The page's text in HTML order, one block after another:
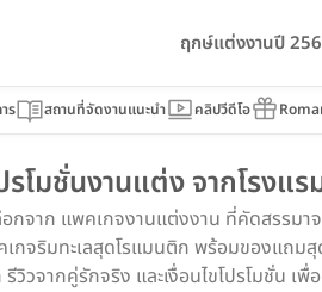
ฤกษ์แต่งงานปี
ร สถานที่จัดงานแนะนำ คลิปวีดีโอ
โมชั่นงานแต่ง จากโรงแ
จาก แพคเกจงานแต่งงาน ที่คัดสรรมา
กจริมทะเลสุดโรแมนติก พร้อมของแ
วจากคู่รักจริง และเงื่อนไขโปรโมชั่น